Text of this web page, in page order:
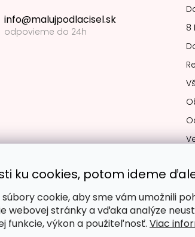
ku cookies, potom ideme
cookie, aby sme vám umožnili
webovej stránky a vďaka analýze
funkcie, výkon a použiteľnosť. Viac
info@malujpodlacisel.sk
odpovieme do 24h
8